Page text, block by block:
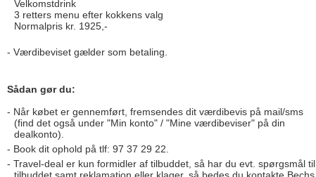
Velkomstdrink
3 retters menu efter kokkens valg
Normalpris kr. 1925,-
Værdibeviset gælder som betaling.
Sådan gør du:
Når købet er gennemført, fremsendes dit værdibevis på mail/sms
(find det også under "Min konto" / "Mine værdibeviser" på din
dealkonto).
Book dit ophold på tlf: 97 37 29 22.
Travel-deal er kun formidler af tilbuddet, så har du evt. spørgsmål til